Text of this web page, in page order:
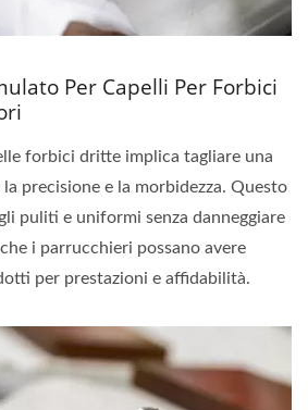
Per Capelli Per Forbici
forbici dritte implica tagliare una
precisione e la morbidezza. Questo
puliti e uniformi senza danneggiare
i parrucchieri possano avere
per prestazioni e affidabilità.